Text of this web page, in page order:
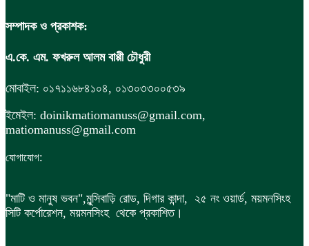
সম্পাদক ও প্রকাশক:
এ.কে. এম. ফখরুল আলম বাপ্পী চৌধুরী
মোবাইল: ০১৭১১৬৮৪১০৪, ০১৩০৩৩০০৫৩৯
ইমেইল: doinikmatiomanuss@gmail.com,
matiomanuss@gmail.com
যোগাযোগ:
"মাটি ও মানুষ ভবন",মুন্সিবাড়ি রোড, দিগার কান্দা, ২৫ নং ওয়ার্ড, ময়মনসিংহ
সিটি কর্পোরেশন, ময়মনসিংহ থেকে প্রকাশিত।